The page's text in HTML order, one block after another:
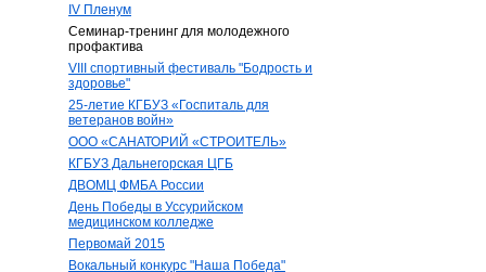
IV Пленум
Семинар-тренинг для молодежного
профактива
VIII спортивный фестиваль "Бодрость и
здоровье"
25-летие КГБУЗ «Госпиталь для
ветеранов войн»
ООО «САНАТОРИЙ «СТРОИТЕЛЬ»
КГБУЗ Дальнегорская ЦГБ
ДВОМЦ ФМБА России
День Победы в Уссурийском
медицинском колледже
Первомай 2015
Вокальный конкурс "Наша Победа"